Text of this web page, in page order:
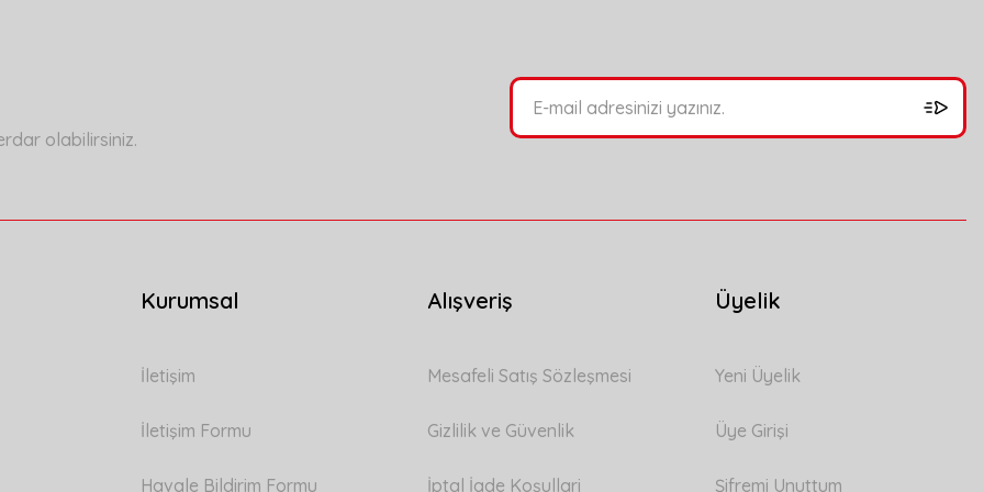
olabilirsiniz.
Kurumsal
İletişim
İletişim Formu
Havale Bildirim Formu
Alışveriş
Mesafeli Satış Sözleşmesi
Gizlilik ve Güvenlik
İptal İade Koşullari
Üyelik
Yeni Üyelik
Üye Girişi
Şifremi Unuttum